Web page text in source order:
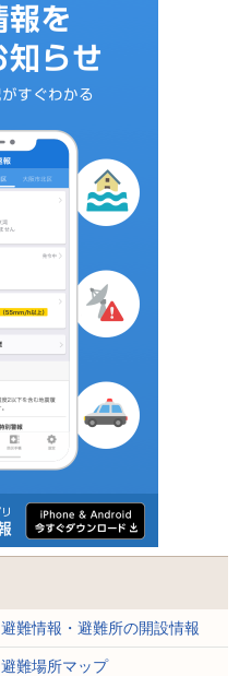
避難情報・避難所の開設情報
避難場所マップ